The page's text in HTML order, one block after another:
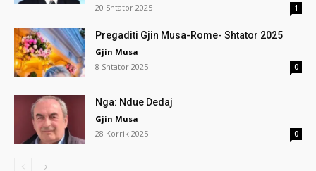
20 Shtator 2025
1
Pregaditi Gjin Musa-Rome- Shtator 2025
Gjin Musa
8 Shtator 2025
0
Nga: Ndue Dedaj
Gjin Musa
28 Korrik 2025
0